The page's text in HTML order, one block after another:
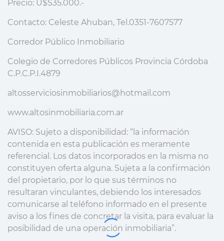
Precio: U$S35.000.-
Contacto: Celeste Ahuban, Tel.0351-7607577
Corredor Público Inmobiliario
Colegio de Corredores Públicos Provincia Córdoba
C.P.C.P.I.4879
altosserviciosinmobiliarios@hotmail.com
www.altosinmobiliaria.com.ar
AVISO: Sujeto a disponibilidad: “la información
contenida en esta publicación es meramente
referencial. Los datos incorporados en la misma no
constituyen oferta alguna. Sujeta a la confirmación
del propietario, por lo que sus términos no
resultaran vinculantes, debiendo los interesados
comunicarse al teléfono informado en el presente
aviso a los fines de concretar la visita, para evaluar la
posibilidad de una operación inmobiliaria”.